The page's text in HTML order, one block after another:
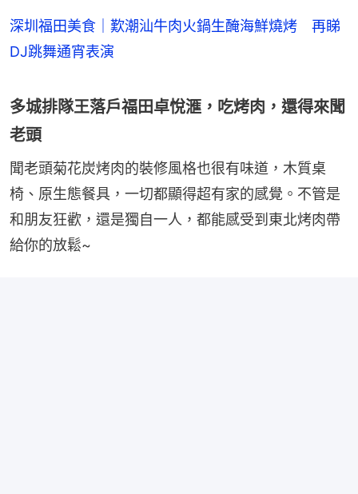
深圳福田美食｜歎潮汕牛肉火鍋生醃海鮮燒烤 再睇
DJ跳舞通宵表演
多城排隊王落戶福田卓悅滙，吃烤肉，還得來聞
老頭
聞老頭菊花炭烤肉的裝修風格也很有味道，木質桌
椅、原生態餐具，一切都顯得超有家的感覺。不管是
和朋友狂歡，還是獨自一人，都能感受到東北烤肉帶
給你的放鬆~